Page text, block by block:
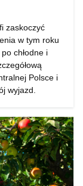
zaskoczyć
w tym roku
chłodne i
Polsce i
wyjazd.